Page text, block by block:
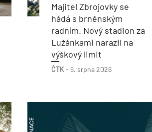
Majitel Zbrojovky se
hádá s brněnským
radním. Nový stadion za
Lužánkami narazil na
výškový limit
ČTK - 6. srpna 2026